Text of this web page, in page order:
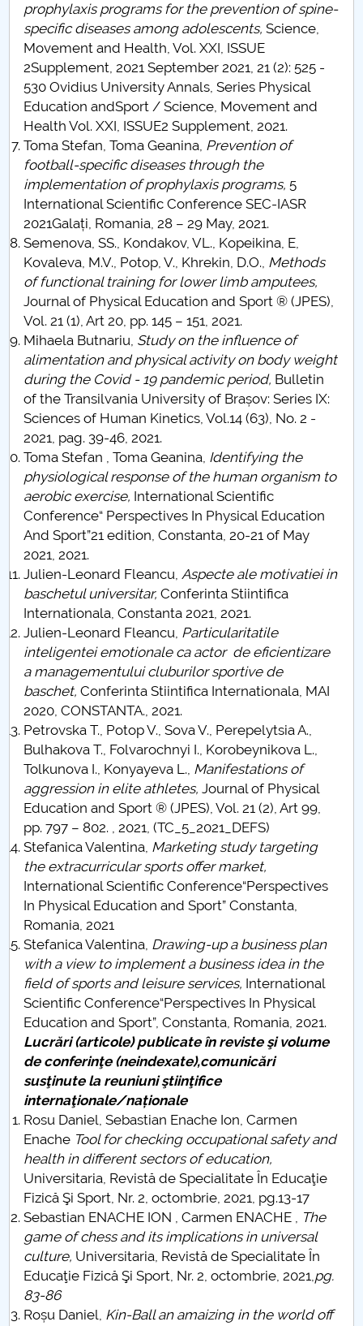
prophylaxis programs for the prevention of spine-
specific diseases among adolescents,Science,
Movement and Health, Vol. XXI, ISSUE
2Supplement, 2021 September 2021, 21 (2): 525 -
530 Ovidius University Annals, Series Physical
Education andSport / Science, Movement and
Health Vol. XXI, ISSUE2 Supplement, 2021.
Toma Stefan, Toma Geanina, Prevention of
football-specific diseases through the
implementation of prophylaxis programs,5
International Scientific Conference SEC-IASR
2021Galați, Romania, 28 – 29 May, 2021.
Semenova, SS., Kondakov, VL., Kopeikina, E,
Kovaleva, M.V., Potop, V., Khrekin, D.O., Methods
of functional training for lower limb amputees,
Journal of Physical Education and Sport ® (JPES),
Vol. 21 (1), Art 20, pp. 145 – 151, 2021.
Mihaela Butnariu, Study on the influence of
alimentation and physical activity on body weight
during the Covid - 19 pandemic period, Bulletin
of the Transilvania University of Brașov: Series IX:
Sciences of Human Kinetics, Vol.14 (63), No. 2 -
2021, pag. 39-46, 2021.
Toma Stefan , Toma Geanina, Identifying the
physiological response of the human organism to
aerobic exercise, International Scientific
Conference“ Perspectives In Physical Education
And Sport”21 edition, Constanta, 20-21 of May
2021, 2021.
Julien-Leonard Fleancu,Aspecte ale motivatiei in
baschetul universitar,Conferinta Stiintifica
Internationala, Constanta 2021, 2021.
Julien-Leonard Fleancu, Particularitatile
inteligentei emotionale ca actor de eficientizare
a managementului cluburilor sportive de
baschet,Conferinta Stiintifica Internationala, MAI
2020, CONSTANTA., 2021.
Petrovska T., Potop V., Sova V., Perepelytsia A.,
Bulhakova T., Folvarochnyi I., Korobeynikova L.,
Tolkunova I., Konyayeva L., Manifestations of
aggression in elite athletes,Journal of Physical
Education and Sport ® (JPES), Vol. 21 (2), Art 99,
pp. 797 – 802. , 2021, (TC_5_2021_DEFS)
Stefanica Valentina, Marketing study targeting
the extracurricular sports offer market,
International Scientific Conference“Perspectives
In Physical Education and Sport” Constanta,
Romania, 2021
Stefanica Valentina, Drawing-up a business plan
with a view to implement a business idea in the
field of sports and leisure services, International
Scientific Conference“Perspectives In Physical
Education and Sport”, Constanta, Romania, 2021.
Lucrări (articole) publicate în reviste şi volume
de conferinţe (neindexate),comunicări
susţinute la reuniuni ştiinţifice
internaţionale/naționale
Rosu Daniel, Sebastian Enache Ion, Carmen
Enache Tool for checking occupational safety and
health in different sectors of education,
Universitaria, Revistă de Specialitate În Educaţie
Fizică Şi Sport, Nr. 2, octombrie, 2021, pg.13-17
Sebastian ENACHE ION , Carmen ENACHE , The
game of chess and its implications in universal
culture, Universitaria, Revistă de Specialitate În
Educaţie Fizică Şi Sport, Nr. 2, octombrie, 2021,pg.
83-86
Roșu Daniel, Kin-Ball an amaizing in the world off